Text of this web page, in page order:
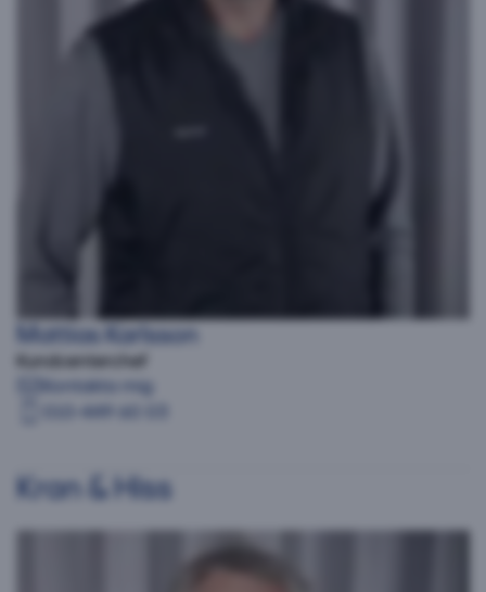
Mattias Karlsson
Kundcenterchef
Kontakta mig
010-449 60 03
Kran & Hiss